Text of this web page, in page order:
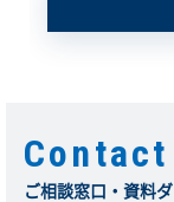
Contact
ご相談窓口・資料